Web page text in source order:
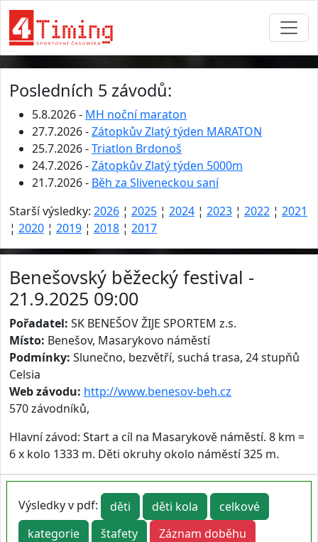
Posledních 5 závodů:
5.8.2026 - MH noční maraton
27.7.2026 -Zátopkův Zlatý týden MARATON
25.7.2026 -Triatlon Brdonoš
24.7.2026 -Zátopkův Zlatý týden 5000m
21.7.2026 - Běh za Sliveneckou saní
Starší výsledky: 2026 ¦ 2025 ¦ 2024 ¦ 2023 ¦ 2022 ¦ 2021
¦ 2020 ¦ 2019 ¦ 2018 ¦ 2017
Benešovský běžecký festival -
21.9.2025 09:00
Pořadatel: SK BENEŠOV ŽIJE SPORTEM z.s.
Místo: Benešov, Masarykovo náměstí
Podmínky: Slunečno, bezvětří, suchá trasa, 24 stupňů
Celsia
Web závodu: http://www.benesov-beh.cz
570 závodníků,
Hlavní závod: Start a cíl na Masarykově náměstí. 8 km =
6 x kolo 1333 m. Děti okruhy okolo náměstí 325 m.
Výsledky v pdf: děti děti kola
celkové
kategorie
štafety Záznam doběhu